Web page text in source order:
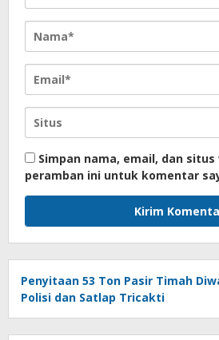
Simpan nama, email, dan situs
peramban ini untuk komentar
Penyitaan 53 Ton Pasir Timah
Polisi dan Satlap Tricakti